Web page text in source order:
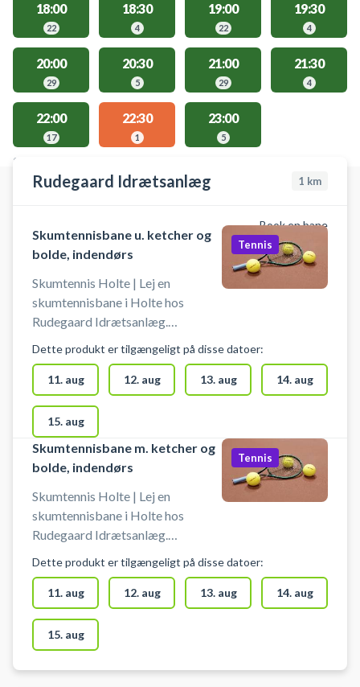
18:00
22
18:30
4
19:00
22
19:30
4
20:00
29
20:30
5
21:00
29
21:30
4
22:00
17
22:30
1
23:00
5
STEDER MED LEDIGE AKTIVITETER
Rudegaard Idrætsanlæg 1 km
Book en bane
Skumtennisbane u. ketcher og
bolde, indendørs
Skumtennis Holte | Lej en
skumtennisbane i Holte hos
Rudegaard Idrætsanlæg.
der spilles på baner, hvor der også
spilles badminton og pickleball.
Book nemt din skumtennisbane og
spil skumtennis i Holtehallerne i
Rudersdal. Du lejer banen uden
bolde og ketchere. Der er
mulighed for omklædning og bad i
Holtehallerne. Gratis parkering
ved hallerne i Holte - nem adgang
til skumtennisbaner i
Tennis
Dette produkt er tilgængeligt på disse datoer:
11. aug 12. aug 13. aug 14. aug
15. aug
Skumtennisbane m. ketcher og
bolde, indendørs
Skumtennis Holte | Lej en
skumtennisbane i Holte hos
Rudegaard Idrætsanlæg.
der spilles på baner, hvor der også
spilles badminton og pickleball.
Book nemt din skumtennisbane og
spil skumtennis i Holtehallerne i
Rudersdal. Booking af skumtennis
banen er inklusiv ketchere og
Tennis
Dette produkt er tilgængeligt på disse datoer:
11. aug 12. aug 13. aug 14. aug
15. aug